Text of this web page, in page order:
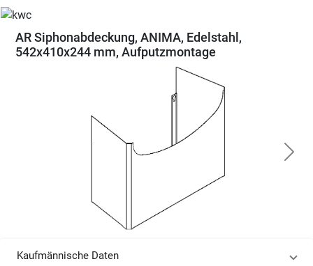
AR Siphonabdeckung, ANIMA, Edelstahl,
542x410x244 mm, Aufputzmontage
Kaufmännische Daten